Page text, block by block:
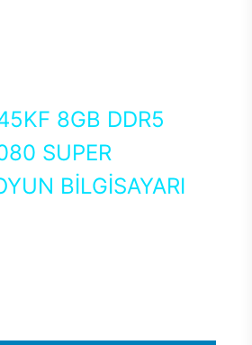
8GB DDR5
SUPER
BİLGİSAYARI